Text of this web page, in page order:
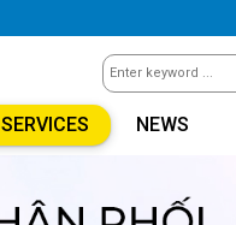
SERVICES NEWS